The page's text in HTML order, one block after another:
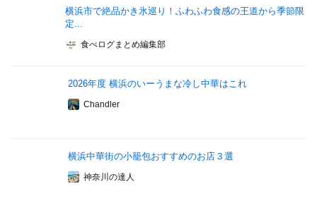
横浜市で絶品かき氷巡り！ふわふわ食感の王道から季節限
定...
食べログまとめ編集部
2026年度 横浜のいーうまな冷し中華はこれ
Chandler
横浜中華街の小籠包おすすめのお店３選
神奈川の達人